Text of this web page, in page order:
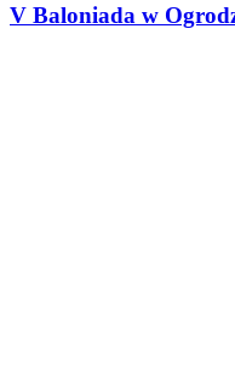
V Baloniada w